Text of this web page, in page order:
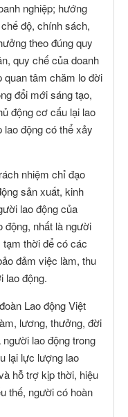
nghiệp; hướng
độ, chính sách,
theo đúng quy
quy chế của doanh
quan tâm chăm lo đời
đổi mới sáng tạo,
động cơ cấu lại lao
động có thể xảy
nhiệm chỉ đạo
sản xuất, kinh
lao động của
động, nhất là người
thời để có các
đảm việc làm, thu
lao động.
Lao động Việt
lương, thưởng, đời
lao động trong
lại lực lượng lao
hỗ trợ kịp thời, hiệu
thế, người có hoàn